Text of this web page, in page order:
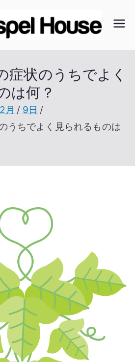
ス
ル
ハ
教会
の無
地で
を進
症状のうちでよく
は何？
2月
9日
うちでよく見られるものは